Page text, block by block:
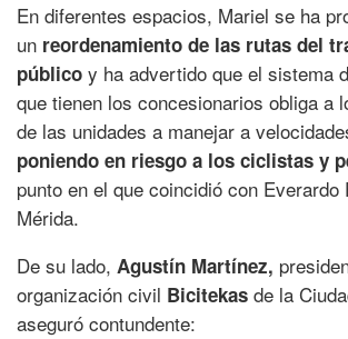
En diferentes espacios, Mariel se ha
un reordenamiento de las rutas del
público y ha advertido que el sistema
que tienen los concesionarios obliga a
de las unidades a manejar a
poniendo en riesgo a los ciclistas y
punto en el que coincidió con Everardo
Mérida.
De su lado, Agustín Martínez,
organización civil Bicitekas de la
aseguró contundente: